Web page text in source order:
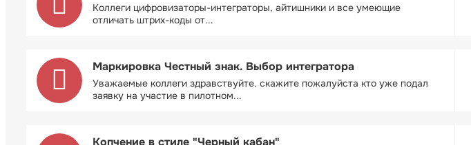
Коллеги цифровизаторы-интеграторы, айтишники и все умеющие
отличать штрих-коды от...
Маркировка Честный знак. Выбор интегратора
Уважаемые коллеги здравствуйте. скажите пожалуйста кто уже подал
заявку на участие в пилотном...
Копчение в стиле "Черный кабан"